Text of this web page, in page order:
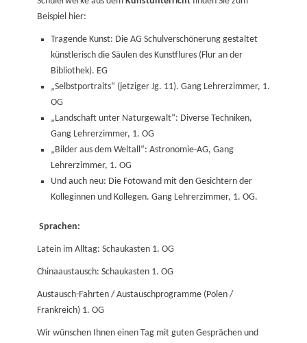
Beispiel hier:
Tragende Kunst: Die AG Schulverschönerung gestaltet
künstlerisch die Säulen des Kunstflures (Flur an der
Bibliothek). EG
„Selbstportraits“ (jetziger Jg. 11). Gang Lehrerzimmer, 1.
OG
„Landschaft unter Naturgewalt“: Diverse Techniken,
Gang Lehrerzimmer, 1. OG
„Bilder aus dem Weltall“: Astronomie-AG, Gang
Lehrerzimmer, 1. OG
Und auch neu: Die Fotowand mit den Gesichtern der
Kolleginnen und Kollegen. Gang Lehrerzimmer, 1. OG.
Sprachen:
Latein im Alltag: Schaukasten 1. OG
Chinaaustausch: Schaukasten 1. OG
Austausch-Fahrten / Austauschprogramme (Polen /
Frankreich) 1. OG
Wir wünschen Ihnen einen Tag mit guten Gesprächen und